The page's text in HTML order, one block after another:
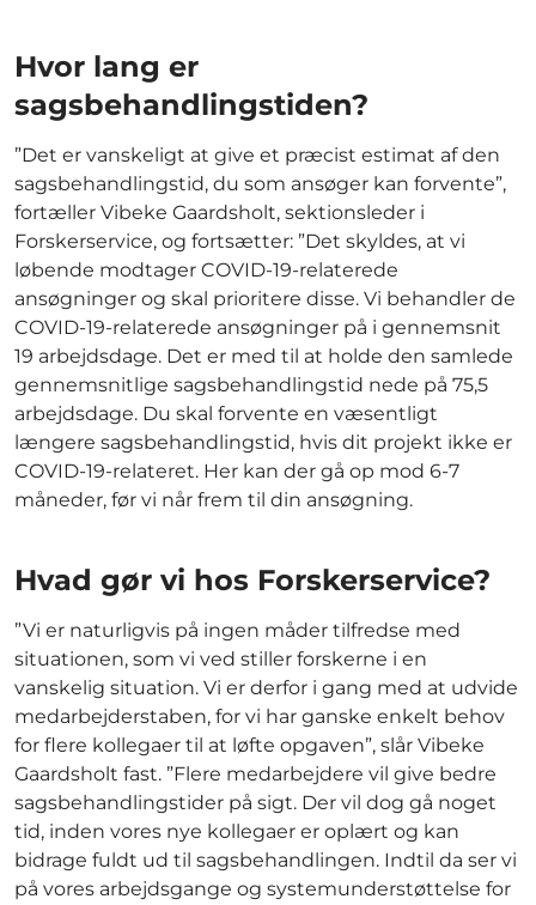
Hvor lang er
sagsbehandlingstiden?
”Det er vanskeligt at give et præcist estimat af den
sagsbehandlingstid, du som ansøger kan forvente”,
fortæller Vibeke Gaardsholt, sektionsleder i
Forskerservice, og fortsætter: ”Det skyldes, at vi
løbende modtager COVID-19-relaterede
ansøgninger og skal prioritere disse. Vi behandler de
COVID-19-relaterede ansøgninger på i gennemsnit
19 arbejdsdage. Det er med til at holde den samlede
gennemsnitlige sagsbehandlingstid nede på 75,5
arbejdsdage. Du skal forvente en væsentligt
længere sagsbehandlingstid, hvis dit projekt ikke er
COVID-19-relateret. Her kan der gå op mod 6-7
måneder, før vi når frem til din ansøgning.
Hvad gør vi hos Forskerservice?
”Vi er naturligvis på ingen måder tilfredse med
situationen, som vi ved stiller forskerne i en
vanskelig situation. Vi er derfor i gang med at udvide
medarbejderstaben, for vi har ganske enkelt behov
for flere kollegaer til at løfte opgaven”, slår Vibeke
Gaardsholt fast. ”Flere medarbejdere vil give bedre
sagsbehandlingstider på sigt. Der vil dog gå noget
tid, inden vores nye kollegaer er oplært og kan
bidrage fuldt ud til sagsbehandlingen. Indtil da ser vi
på vores arbejdsgange og systemunderstøttelse for